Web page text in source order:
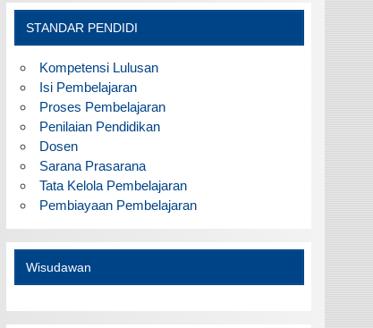
STANDAR PENDIDI
Kompetensi Lulusan
Isi Pembelajaran
Proses Pembelajaran
Penilaian Pendidikan
Dosen
Sarana Prasarana
Tata Kelola Pembelajaran
Pembiayaan Pembelajaran
Wisudawan